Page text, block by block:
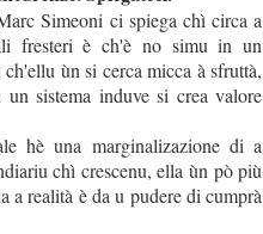
Simeoni ci spiega chì circa a
fresteri è ch'è no simu in un
ùn si cerca micca à sfruttà,
sistema induve si crea valore
hè una marginalizazione di a
chì crescenu, ella ùn pò più
a realità è da u pudere di cumprà